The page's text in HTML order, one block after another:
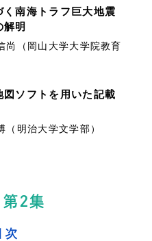
南海トラフ巨大地震
明
（岡山大学大学院教育
ソフトを用いた記載
治大学文学部）
第2集
次